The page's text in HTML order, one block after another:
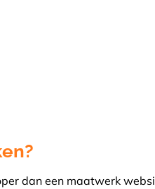
dan een maatwerk